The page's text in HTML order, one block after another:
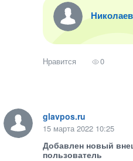
Нравится 0
glavpos.ru
15 марта 2022 10:25
Добавлен новый
пользователь